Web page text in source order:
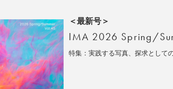
＜最新号＞
IMA 2026 Spring/
特集：実践する写真、探求として